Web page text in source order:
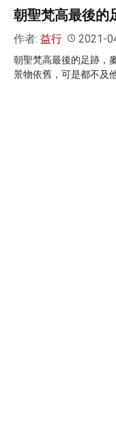
朝聖梵高最後的
作者: 益行 2021-
朝聖梵高最後的足跡，
景物依舊，可是都不及